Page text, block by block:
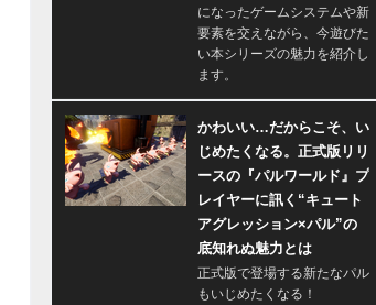
になったゲームシステムや新
要素を交えながら、今遊びた
い本シリーズの魅力を紹介し
ます。
かわいい…だからこそ、い
じめたくなる。正式版リリ
ースの『パルワールド』プ
レイヤーに訊く“キュート
アグレッション×パル”の
底知れぬ魅力とは
正式版で登場する新たなパル
もいじめたくなる！